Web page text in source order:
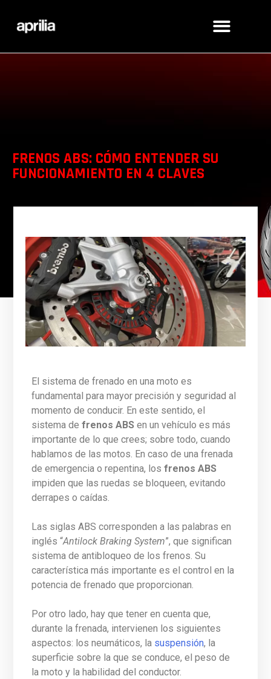
FRENOS ABS: CÓMO ENTENDER SU
FUNCIONAMIENTO EN 4 CLAVES
El sistema de frenado en una moto es
fundamental para mayor precisión y seguridad al
momento de conducir. En este sentido, el
sistema defrenos ABS en un vehículo es más
importante de lo que crees; sobre todo, cuando
hablamos de las motos. En caso de una frenada
de emergencia o repentina, losfrenos ABS
impiden que las ruedas se bloqueen, evitando
derrapes o caídas.
Las siglas ABS corresponden a las palabras en
inglés “Antilock Braking System”, que significan
sistema de antibloqueo de los frenos. Su
característica más importante es el control en la
potencia de frenado que proporcionan.
Por otro lado, hay que tener en cuenta que,
durante la frenada, intervienen los siguientes
aspectos: los neumáticos, la suspensión, la
superficie sobre la que se conduce, el peso de
la moto y la habilidad del conductor.